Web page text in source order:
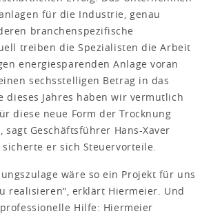
für die Industrie, genau
branchenspezifische
treiben die Spezialisten die Arbeit
energiesparenden Anlage voran
sechsstelligen Betrag in das
dieses Jahres haben wir vermutlich
diese neue Form der Trocknung
sagt Geschäftsführer Hans-Xaver
er sich Steuervorteile.
wäre so ein Projekt für uns
realisieren“, erklärt Hiermeier. Und
Hilfe: Hiermeier